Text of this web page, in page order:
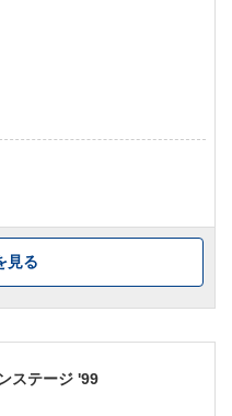
見る
ステージ '99